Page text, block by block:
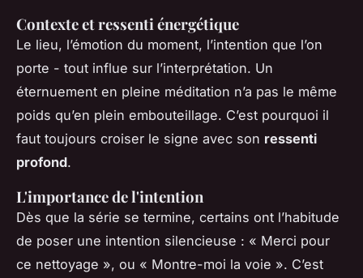
Contexte et ressenti énergétique
Le lieu, l’émotion du moment, l’intention que l’on
porte - tout influe sur l’interprétation. Un
éternuement en pleine méditation n’a pas le même
poids qu’en plein embouteillage. C’est pourquoi il
faut toujours croiser le signe avec son ressenti
profond.
L'importance de l'intention
Dès que la série se termine, certains ont l’habitude
de poser une intention silencieuse : « Merci pour
ce nettoyage », ou « Montre-moi la voie ». C’est